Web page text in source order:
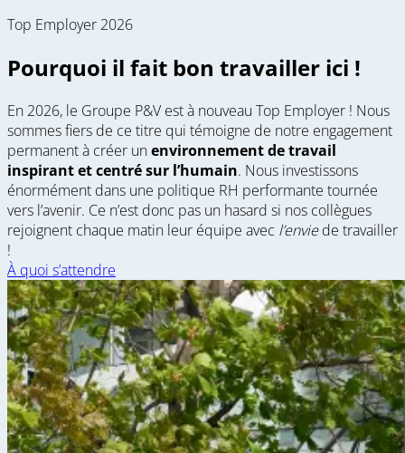
Top Employer 2026
Pourquoi il fait bon travailler ici !
En 2026, le Groupe P&V est à nouveau Top Employer ! Nous
sommes fiers de ce titre qui témoigne de notre engagement
permanent à créer unenvironnement de travail
inspirant et centré sur l’humain. Nous investissons
énormément dans une politique RH performante tournée
vers l’avenir. Ce n’est donc pas un hasard si nos collègues
rejoignent chaque matin leur équipe avec l’enviede travailler
!
À quoi s’attendre